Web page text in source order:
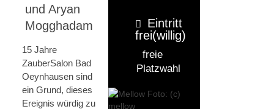
und Aryan
Mogghadam
15 Jahre
ZauberSalon Bad
Oeynhausen sind
ein Grund, dieses
Ereignis würdig zu
Eintritt
frei(willig)
freie
Platzwahl